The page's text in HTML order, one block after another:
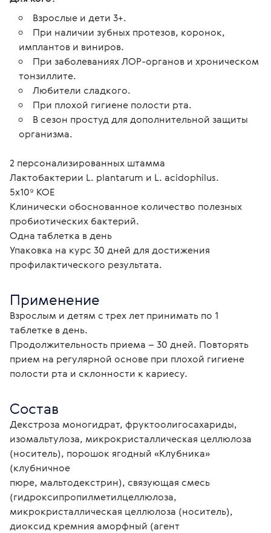
Взрослые и дети 3+.
При наличии зубных протезов, коронок,
имплантов и виниров.
При заболеваниях ЛОР-органов и хроническом
тонзиллите.
Любители сладкого.
При плохой гигиене полости рта.
В сезон простуд для дополнительной защиты
организма.
2 персонализированных штамма
Лактобактерии L. plantarum и L. acidophilus.
5х10⁹ КОЕ
Клинически обоснованное количество полезных
пробиотических бактерий.
Одна таблетка в день
Упаковка на курс 30 дней для достижения
профилактического результата.
Применение
Взрослым и детям с трех лет принимать по 1
таблетке в день.
Продолжительность приема – 30 дней. Повторять
прием на регулярной основе при плохой гигиене
полости рта и склонности к кариесу.
Состав
Декстроза моногидрат, фруктоолигосахариды,
изомальтулоза, микрокристаллическая целлюлоза
(носитель), порошок ягодный «Клубника»
(клубничное
пюре, мальтодекстрин), связующая смесь
(гидроксипропилметилцеллюлоза,
микрокристаллическая целлюлоза (носитель),
диоксид кремния аморфный (агент